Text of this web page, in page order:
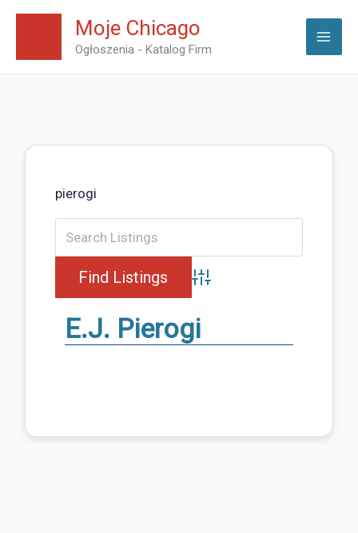
Skip
Moje Chicago
Ogłoszenia - Katalog Firm
pierogi
Advanced Search
E.J. Pierogi